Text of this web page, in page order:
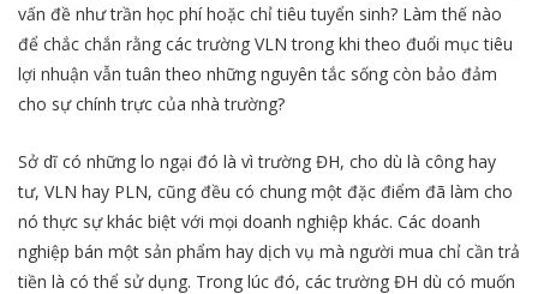
vấn đề như trần học phí hoặc chỉ tiêu tuyển sinh? Làm thế nào
để chắc chắn rằng các trường VLN trong khi theo đuổi mục tiêu
lợi nhuận vẫn tuân theo những nguyên tắc sống còn bảo đảm
cho sự chính trực của nhà trường?
Sở dĩ có những lo ngại đó là vì trường ĐH, cho dù là công hay
tư, VLN hay PLN, cũng đều có chung một đặc điểm đã làm cho
nó thực sự khác biệt với mọi doanh nghiệp khác. Các doanh
nghiệp bán một sản phẩm hay dịch vụ mà người mua chỉ cần trả
tiền là có thể sử dụng. Trong lúc đó, các trường ĐH dù có muốn